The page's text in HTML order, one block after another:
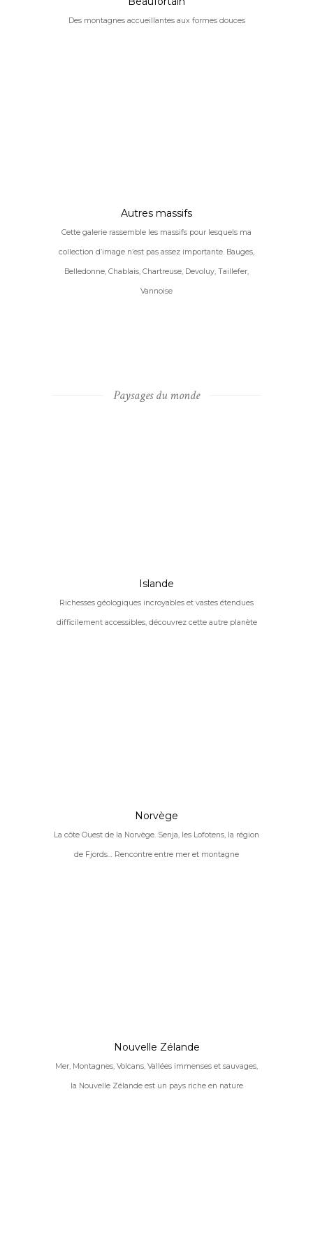
Des montagnes accueillantes aux formes douces
Autres massifs
Cette galerie rassemble les massifs pour lesquels ma
collection d’image n’est pas assez importante. Bauges,
Belledonne, Chablais, Chartreuse, Devoluy, Taillefer,
Vannoise
Paysages du monde
Islande
Richesses géologiques incroyables et vastes étendues
difficilement accessibles, découvrez cette autre planète
Norvège
La côte Ouest de la Norvège. Senja, les Lofotens, la région
de Fjords… Rencontre entre mer et montagne
Nouvelle Zélande
Mer, Montagnes, Volcans, Vallées immenses et sauvages,
la Nouvelle Zélande est un pays riche en nature